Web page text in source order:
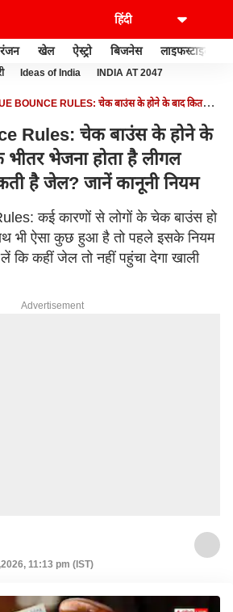
खेल ऐस्ट्रो बिजनेस लाइफस्टाइल
Ideas of India INDIA AT 2047
BOUNCE RULES: चेक बाउंस के होने के बाद कितने
Rules: चेक बाउंस के होने के
भीतर भेजना होता है लीगल
है जेल? जानें कानूनी नियम
कई कारणों से लोगों के चेक बाउंस हो
भी ऐसा कुछ हुआ है तो पहले इसके नियम
कहीं जेल तो नहीं पहुंचा देगा खाली
Advertisement
11:13 pm (IST)